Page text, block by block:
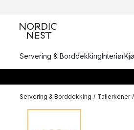
Servering & BorddekkingInteriør
Servering & Borddekking / Tallerkener /